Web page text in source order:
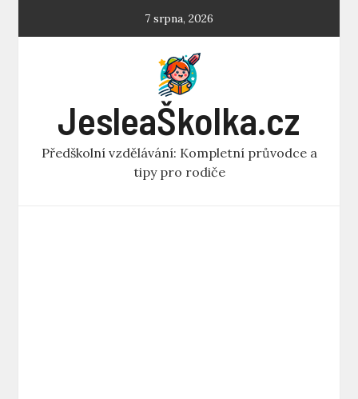
7 srpna, 2026
JesleaŠkolka.cz
Předškolní vzdělávání: Kompletní průvodce a
tipy pro rodiče